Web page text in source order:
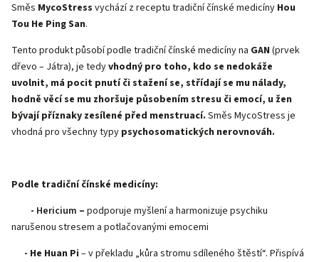
Směs MycoStress vychází z receptu tradiční čínské medicíny Hou
Tou He Ping San.
Tento produkt působí podle tradiční čínské medicíny na GAN (prvek
dřevo – Játra), je tedyvhodný pro toho, kdo se nedokáže
uvolnit, má pocit pnutí či stažení se, střídají se mu nálady,
hodně věcí se mu zhoršuje působením stresu či emocí, u žen
bývají příznaky zesílené před menstruací. Směs MycoStress je
vhodná pro všechny typy psychosomatických nerovnováh.
Podle tradiční čínské medicíny:
- Hericium – podporuje myšlení a harmonizuje psychiku
narušenou stresem a potlačovanými emocemi
- He Huan Pi – v překladu „kůra stromu sdíleného štěstí“. Přispívá